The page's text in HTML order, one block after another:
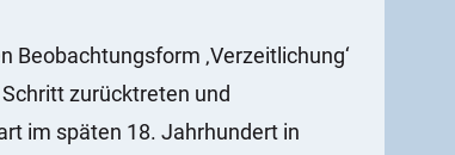
‚Verzeitlichung‘
zurücktreten und
im späten 18. Jahrhundert in